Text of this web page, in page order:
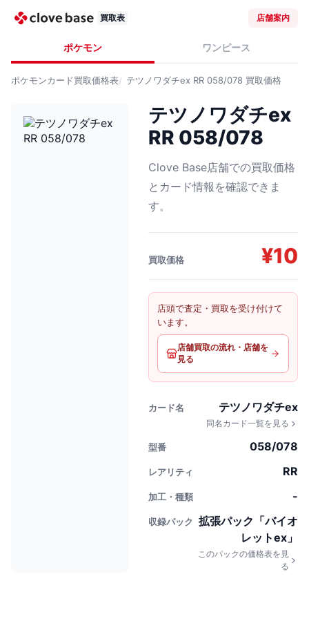
買取表 店舗案内
ポケモン ワンピース
ポケモンカード買取価格表 テツノワダチex RR 058/078 買取価格
テツノワダチex
RR 058/078
Clove Base店舗での買取価格
とカード情報を確認できま
す。
買取価格 ¥10
店頭で査定・買取を受け付けて
います。
店舗買取の流れ・店舗を
見る
カード名 テツノワダチex
同名カード一覧を見る
型番 058/078
レアリティ RR
加工・種類 -
収録パック
拡張パック「バイオ
レットex」
このパックの価格表を見
る